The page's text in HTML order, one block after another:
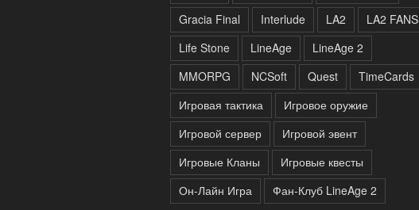
Gracia Final
Interlude LA2
LA2 FANS
Life Stone
LineAge
LineAge 2
MMORPG
NCSoft Quest
TimeCards
Игровая тактика
Игровое оружие
Игровой сервер
Игровой эвент
Игровые Кланы
Игровые квесты
Он-Лайн Игра
Фан-Клуб LineAge 2